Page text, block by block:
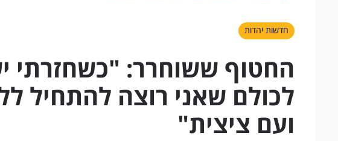
שאני רוצה להתחיל ללכת עם כיפה ועם ציצית"
חדשות יהדות
החטוף ששוחרר: "כשחזרתי
לכולם שאני רוצה להתחיל
ועם ציצית"